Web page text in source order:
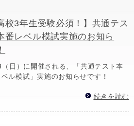
校3年生受験必須！】共通テス
番レベル模試実施のお知ら
日）に開催される、「共通テスト本
ル模試」実施のお知らせです！
続きを読む